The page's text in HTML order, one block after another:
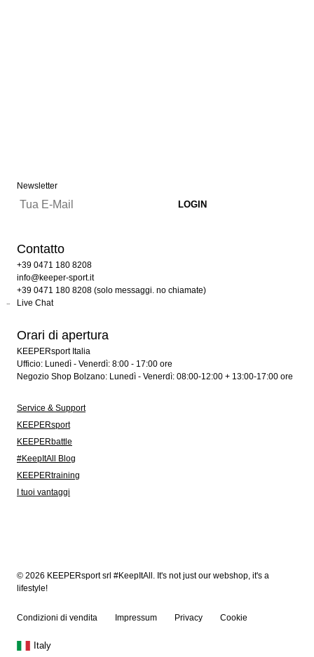
Newsletter
Contatto
+39 0471 180 8208
info@keeper-sport.it
+39 0471 180 8208 (solo messaggi. no chiamate)
Live Chat
Orari di apertura
KEEPERsport Italia
Ufficio: Lunedì - Venerdì: 8:00 - 17:00 ore
Negozio Shop Bolzano: Lunedì - Venerdì: 08:00-12:00 + 13:00-17:00 ore
Service & Support
KEEPERsport
KEEPERbattle
#KeepItAll Blog
KEEPERtraining
I tuoi vantaggi
© 2026 KEEPERsport srl #KeepItAll. It's not just our webshop, it's a
lifestyle!
Condizioni di vendita Impressum Privacy Cookie
Italy